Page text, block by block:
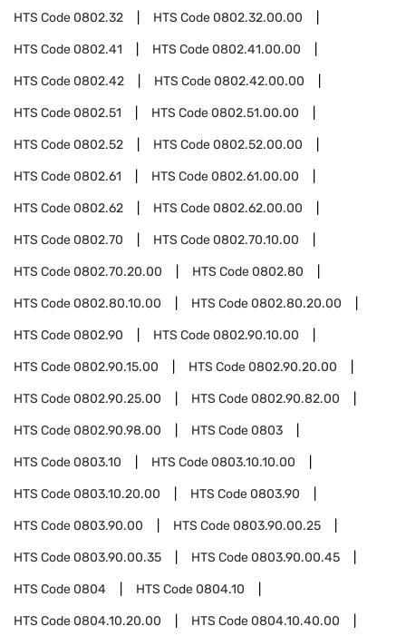
HTS Code0802.32 HTS Code0802.32.00.00
HTS Code0802.41 HTS Code0802.41.00.00
HTS Code0802.42 HTS Code0802.42.00.00
HTS Code0802.51 HTS Code0802.51.00.00
HTS Code0802.52 HTS Code0802.52.00.00
HTS Code0802.61 HTS Code0802.61.00.00
HTS Code0802.62 HTS Code0802.62.00.00
HTS Code0802.70 HTS Code0802.70.10.00
HTS Code0802.70.20.00 HTS Code0802.80
HTS Code0802.80.10.00 HTS Code0802.80.20.00
HTS Code0802.90 HTS Code0802.90.10.00
HTS Code0802.90.15.00 HTS Code0802.90.20.00
HTS Code0802.90.25.00 HTS Code0802.90.82.00
HTS Code0802.90.98.00 HTS Code0803
HTS Code0803.10 HTS Code0803.10.10.00
HTS Code0803.10.20.00 HTS Code0803.90
HTS Code0803.90.00 HTS Code0803.90.00.25
HTS Code0803.90.00.35 HTS Code0803.90.00.45
HTS Code0804 HTS Code0804.10
HTS Code0804.10.20.00 HTS Code0804.10.40.00